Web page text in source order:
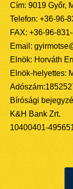
Cím: 9019 Győr,
Telefon: +36-96-
FAX: +36-96-
Email:
Elnök: Horváth
Elnök-helyettes:
Bírósági
K&H Bank Zrt.
10400401-